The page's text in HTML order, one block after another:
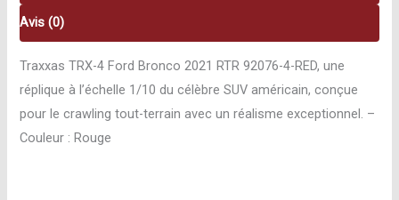
Avis (0)
Traxxas TRX-4 Ford Bronco 2021 RTR 92076-4-RED, une
réplique à l’échelle 1/10 du célèbre SUV américain, conçue
pour le crawling tout-terrain avec un réalisme exceptionnel. –
Couleur : Rouge